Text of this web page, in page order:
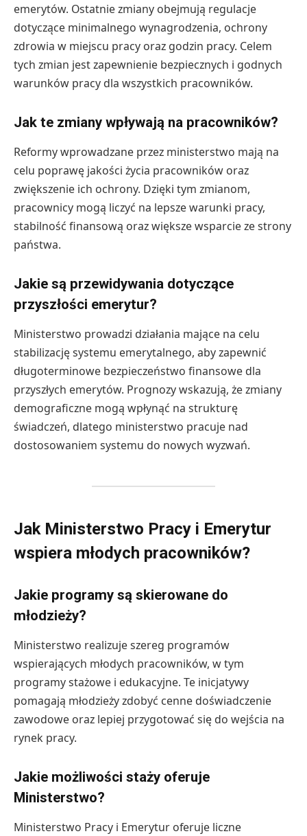
emerytów. Ostatnie zmiany obejmują regulacje
dotyczące minimalnego wynagrodzenia, ochrony
zdrowia w miejscu pracy oraz godzin pracy. Celem
tych zmian jest zapewnienie bezpiecznych i godnych
warunków pracy dla wszystkich pracowników.
Jak te zmiany wpływają na pracowników?
Reformy wprowadzane przez ministerstwo mają na
celu poprawę jakości życia pracowników oraz
zwiększenie ich ochrony. Dzięki tym zmianom,
pracownicy mogą liczyć na lepsze warunki pracy,
stabilność finansową oraz większe wsparcie ze strony
państwa.
Jakie są przewidywania dotyczące
przyszłości emerytur?
Ministerstwo prowadzi działania mające na celu
stabilizację systemu emerytalnego, aby zapewnić
długoterminowe bezpieczeństwo finansowe dla
przyszłych emerytów. Prognozy wskazują, że zmiany
demograficzne mogą wpłynąć na strukturę
świadczeń, dlatego ministerstwo pracuje nad
dostosowaniem systemu do nowych wyzwań.
Jak Ministerstwo Pracy i Emerytur
wspiera młodych pracowników?
Jakie programy są skierowane do
młodzieży?
Ministerstwo realizuje szereg programów
wspierających młodych pracowników, w tym
programy stażowe i edukacyjne. Te inicjatywy
pomagają młodzieży zdobyć cenne doświadczenie
zawodowe oraz lepiej przygotować się do wejścia na
rynek pracy.
Jakie możliwości staży oferuje
Ministerstwo?
Ministerstwo Pracy i Emerytur oferuje liczne